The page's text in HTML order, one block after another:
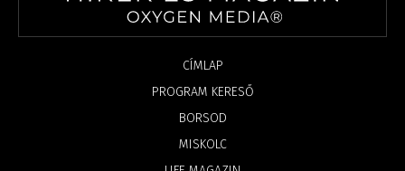
CÍMLAP
PROGRAM KERESŐ
BORSOD
MISKOLC